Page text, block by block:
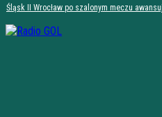
Śląsk II Wrocław po szalonym meczu